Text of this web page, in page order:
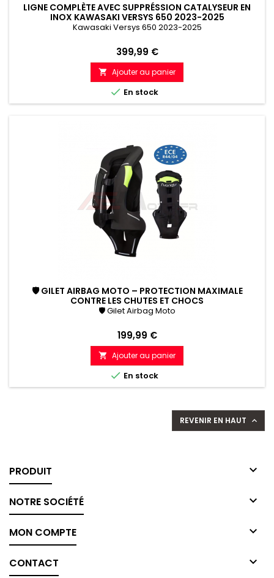
LIGNE COMPLÈTE AVEC SUPPRÉSSION CATALYSEUR EN
INOX KAWASAKI VERSYS 650 2023-2025
Kawasaki Versys 650 2023-2025
Prix
399,99 €
 Ajouter au panier
 En stock
🛡 GILET AIRBAG MOTO – PROTECTION MAXIMALE
CONTRE LES CHUTES ET CHOCS
🛡 Gilet Airbag Moto
Prix
199,99 €
 Ajouter au panier
 En stock
REVENIR EN HAUT 
PRODUIT 
NOTRE SOCIÉTÉ 
MON COMPTE 
CONTACT 